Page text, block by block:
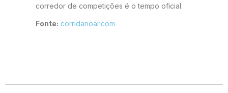
corredor de competições é o tempo oficial.
Fonte: corridanoar.com